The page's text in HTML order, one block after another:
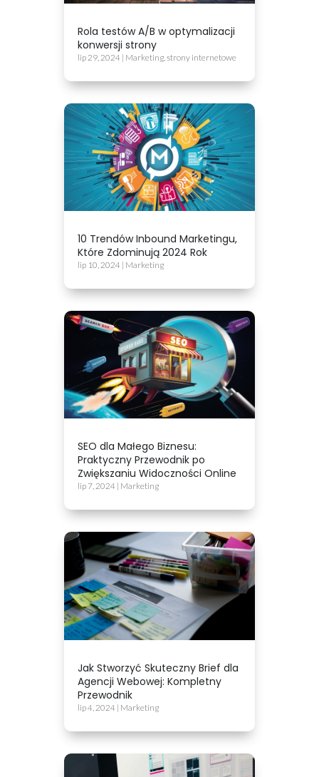
Rola testów A/B w optymalizacji
konwersji strony
lip 29, 2024 | Marketing, strony internetowe
10 Trendów Inbound Marketingu,
Które Zdominują 2024 Rok
lip 10, 2024 | Marketing
SEO dla Małego Biznesu:
Praktyczny Przewodnik po
Zwiększaniu Widoczności Online
lip 7, 2024 | Marketing
Jak Stworzyć Skuteczny Brief dla
Agencji Webowej: Kompletny
Przewodnik
lip 4, 2024 | Marketing